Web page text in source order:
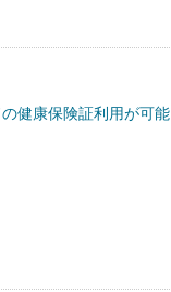
健康保険証利用が可能